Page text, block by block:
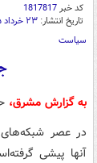
کد خبر1817817
تاریخ انتشار: ۲۳ خرداد ۱۴۰۵ - ۰۰:۲۲
سیاست
به گزارش مشرق،
در عصر شبکه‌های
آنها پیشی